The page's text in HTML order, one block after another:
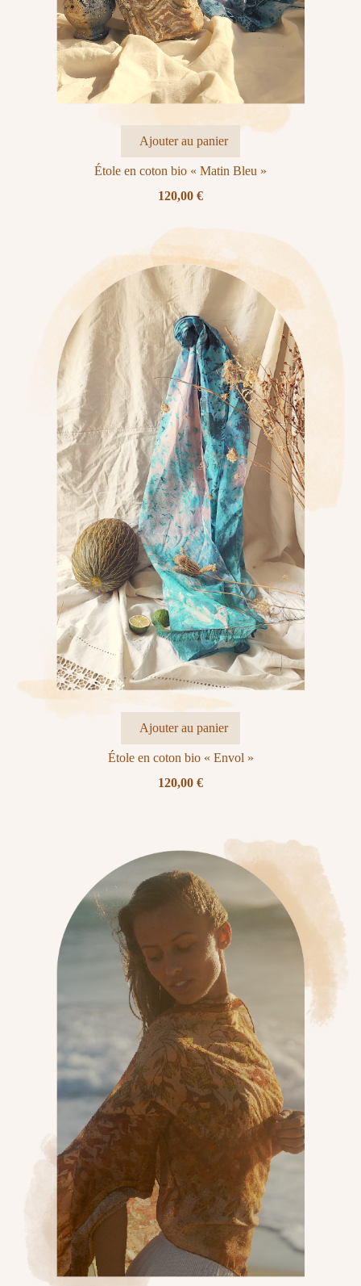
Ajouter au panier
Étole en coton bio « Matin Bleu »
120,00 €
Ajouter au panier
Étole en coton bio « Envol »
120,00 €